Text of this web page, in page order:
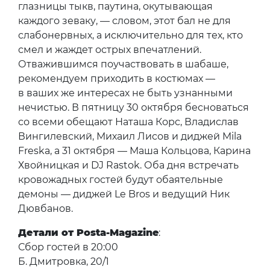
глазницы тыкв, паутина, окутывающая
каждого зеваку, — словом, этот бал не для
слабонервных, а исключительно для тех, кто
смел и жаждет острых впечатлений.
Отважившимся поучаствовать в шабаше,
рекомендуем приходить в костюмах —
в ваших же интересах не быть узнанными
нечистью. В пятницу 30 октября бесноваться
со всеми обещают Наташа Корс, Владислав
Вингилевский, Михаил Лисов и диджей Mila
Freska, а 31 октября — Маша Кольцова, Карина
Хвойницкая и DJ Rastok. Оба дня встречать
кровожадных гостей будут обаятельные
демоны — диджей Le Bros и ведущий Ник
Дювбанов.
Детали от Posta-Magazine:
Сбор гостей в 20:00
Б. Дмитровка, 20/1